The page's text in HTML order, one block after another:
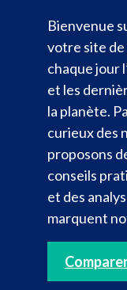
Bienvenue
votre site
chaque jour
et les
la planète.
curieux des
proposons
conseils
et des
marquent